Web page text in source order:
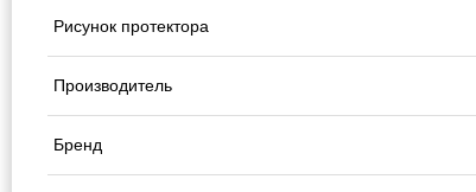
Рисунок протектора
Производитель
Бренд